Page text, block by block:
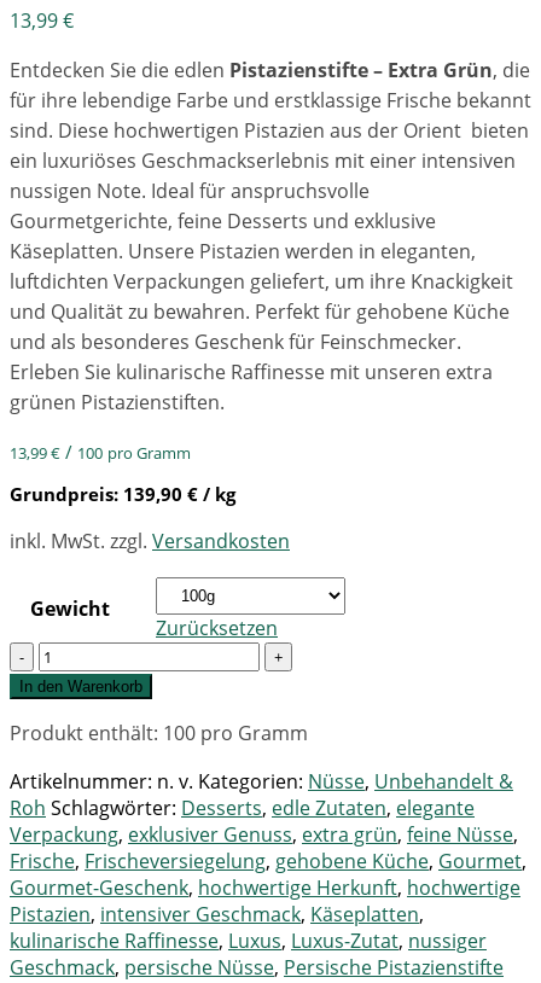
13,99€
Entdecken Sie die edlen Pistazienstifte – Extra Grün, die
für ihre lebendige Farbe und erstklassige Frische bekannt
sind. Diese hochwertigen Pistazien aus der Orient bieten
ein luxuriöses Geschmackserlebnis mit einer intensiven
nussigen Note. Ideal für anspruchsvolle
Gourmetgerichte, feine Desserts und exklusive
Käseplatten. Unsere Pistazien werden in eleganten,
luftdichten Verpackungen geliefert, um ihre Knackigkeit
und Qualität zu bewahren. Perfekt für gehobene Küche
und als besonderes Geschenk für Feinschmecker.
Erleben Sie kulinarische Raffinesse mit unseren extra
grünen Pistazienstiften.
13,99€ / 100 pro Gramm
Grundpreis: 139,90 € / kg
inkl. MwSt. zzgl. Versandkosten
Gewicht
Zurücksetzen
Quantity
In den Warenkorb
Produkt enthält: 100 pro Gramm
Artikelnummer: n. v. Kategorien: Nüsse, Unbehandelt &
Roh Schlagwörter: Desserts, edle Zutaten, elegante
Verpackung, exklusiver Genuss, extra grün, feine Nüsse,
Frische, Frischeversiegelung, gehobene Küche, Gourmet,
Gourmet-Geschenk, hochwertige Herkunft, hochwertige
Pistazien, intensiver Geschmack, Käseplatten,
kulinarische Raffinesse, Luxus, Luxus-Zutat, nussiger
Geschmack, persische Nüsse, Persische Pistazienstifte